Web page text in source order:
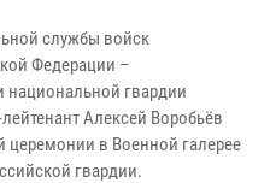
службы войск
Федерации –
гвардии
Алексей Воробьёв
церемонии в Военной галерее
гвардии.